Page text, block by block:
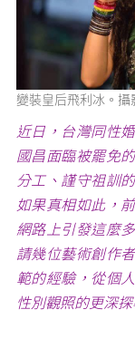
關於我們
變裝皇后飛利冰。攝
近日，台灣同性
國昌面臨被罷免
分工、謹守祖訓
如果真相如此，
網路上引發這麼
請幾位藝術創作
範的經驗，從個
性別觀照的更深